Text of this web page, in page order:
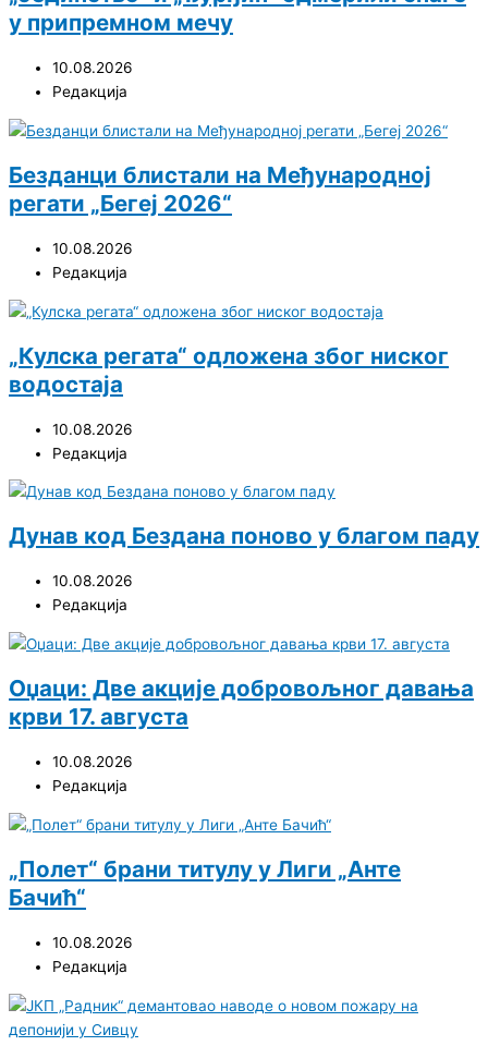
у припремном мечу
10.08.2026
Редакција
Безданци блистали на Међународној
регати „Бегеј 2026“
10.08.2026
Редакција
„Кулска регата“ одложена због ниског
водостаја
10.08.2026
Редакција
Дунав код Бездана поново у благом паду
10.08.2026
Редакција
Оџаци: Две акције добровољног давања
крви 17. августа
10.08.2026
Редакција
„Полет“ брани титулу у Лиги „Анте
Бачић“
10.08.2026
Редакција